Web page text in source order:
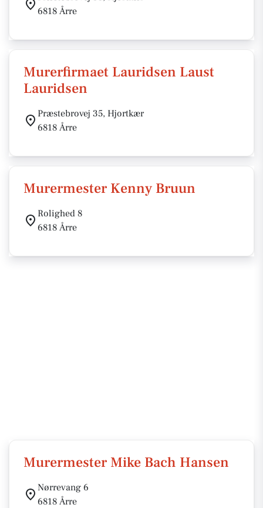
6818 Årre
Murerfirmaet Lauridsen Laust
Lauridsen
Præstebrovej 35, Hjortkær
6818 Årre
Murermester Kenny Bruun
Rolighed 8
6818 Årre
Murermester Mike Bach Hansen
Nørrevang 6
6818 Årre